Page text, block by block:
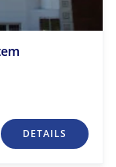
DETAILS